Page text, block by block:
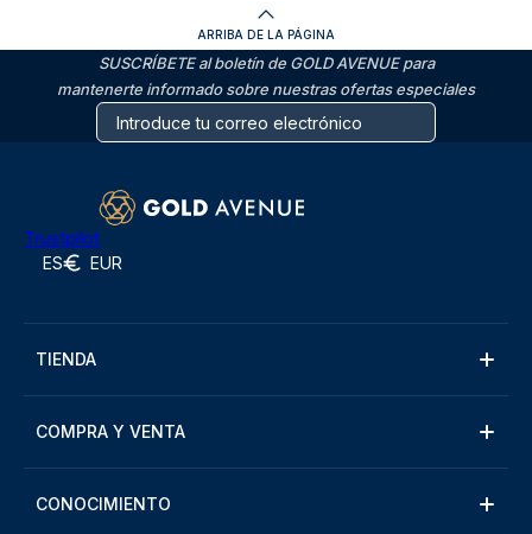
ARRIBA DE LA PÁGINA
SUSCRÍBETE al boletín de GOLD AVENUE para
mantenerte informado sobre nuestras ofertas especiales
Trustpilot
ES EUR
TIENDA
COMPRA Y VENTA
CONOCIMIENTO